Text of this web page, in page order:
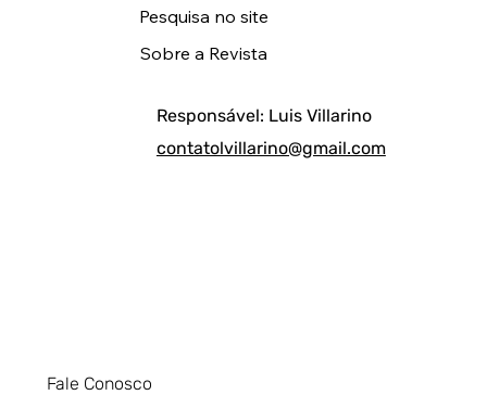
Fale Conosco
Responsável: Luis Villarino
contatolvillarino@gmail.com
Pesquisa no site
Sobre a Revista